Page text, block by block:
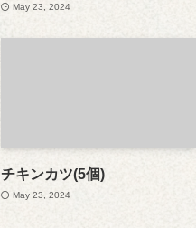
May 23, 2024
チキンカツ(5個)
May 23, 2024